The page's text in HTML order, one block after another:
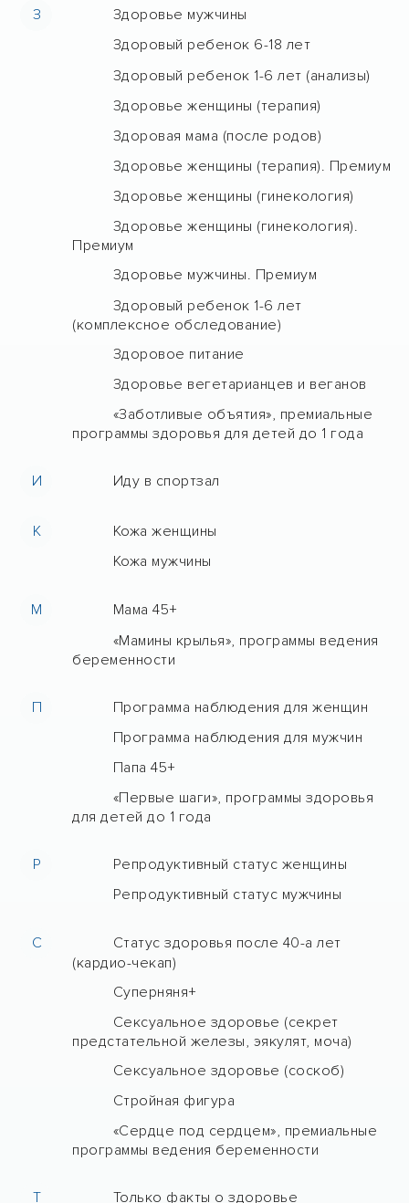
З
Здоровье мужчины
Здоровый ребенок 6-18 лет
Здоровый ребенок 1-6 лет (анализы)
Здоровье женщины (терапия)
Здоровая мама (после родов)
Здоровье женщины (терапия). Премиум
Здоровье женщины (гинекология)
Здоровье женщины (гинекология).
Премиум
Здоровье мужчины. Премиум
Здоровый ребенок 1-6 лет
(комплексное обследование)
Здоровое питание
Здоровье вегетарианцев и веганов
«Заботливые объятия», премиальные
программы здоровья для детей до 1 года
И Иду в спортзал
К
Кожа женщины
Кожа мужчины
М
Мама 45+
«Мамины крылья», программы ведения
беременности
П
Программа наблюдения для женщин
Программа наблюдения для мужчин
Папа 45+
«Первые шаги», программы здоровья
для детей до 1 года
Р
Репродуктивный статус женщины
Репродуктивный статус мужчины
С
Статус здоровья после 40-а лет
(кардио-чекап)
Суперняня+
Сексуальное здоровье (секрет
предстательной железы, эякулят, моча)
Сексуальное здоровье (соскоб)
Стройная фигура
«Сердце под сердцем», премиальные
программы ведения беременности
Т Только факты о здоровье